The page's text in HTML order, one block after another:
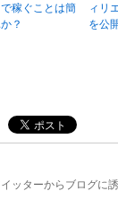
で稼ぐことは簡
？
ィリ
を公
ッターからブログに